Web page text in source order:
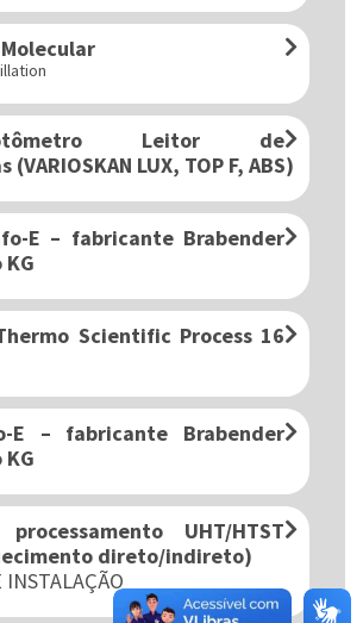
Leitor de
LUX, TOP F, ABS)
E – fabricante Brabender
KG
Scientific Process 16
E – fabricante Brabender
KG
UHT/HTST
direto/indireto)
INSTALAÇÃO